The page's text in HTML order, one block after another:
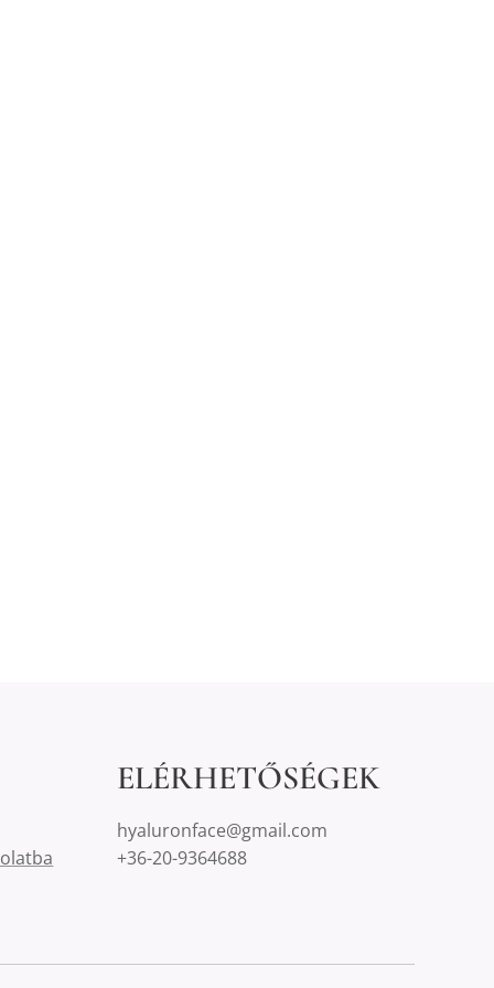
ELÉRHETŐSÉGEK
hyaluronface@gmail.com
+36-20-9364688